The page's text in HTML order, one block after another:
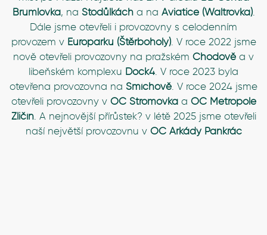
Brumlovka, na Stodůlkácha na Aviatice (Waltrovka).
Dále jsme otevřeli i provozovny s celodenním
provozem v Europarku (Štěrboholy). V roce 2022 jsme
nově otevřeli provozovny na pražském Chodově a v
libeňském komplexu Dock4. V roce 2023 byla
otevřena provozovna na Smíchově. V roce 2024 jsme
otevřeli provozovny v OC Stromovkaa OC Metropole
Zličín. A nejnovější přírůstek? v létě 2025 jsme otevřeli
naší největší provozovnu v OC Arkády Pankrác